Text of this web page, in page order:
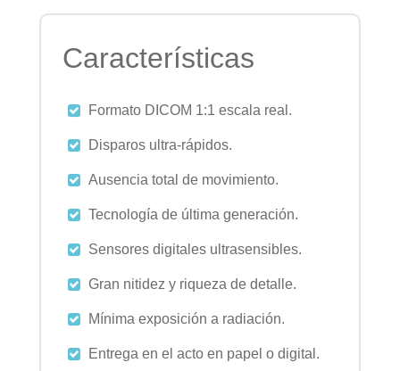
Características
Formato DICOM 1:1 escala real.
Disparos ultra-rápidos.
Ausencia total de movimiento.
Tecnología de última generación.
Sensores digitales ultrasensibles.
Gran nitidez y riqueza de detalle.
Mínima exposición a radiación.
Entrega en el acto en papel o digital.